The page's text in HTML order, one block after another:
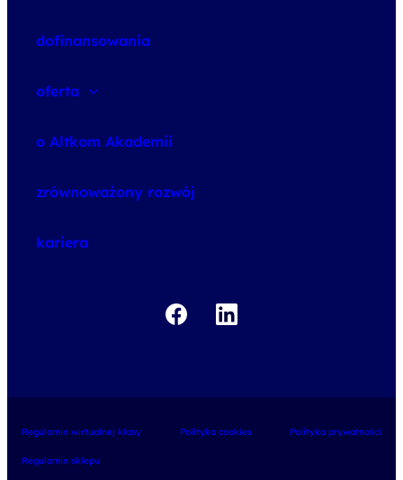
dofinansowania
oferta
o Altkom Akademii
zrównoważony rozwój
kariera
Regulamin wirtualnej klasy Polityka cookies Polityka prywatności
Regulamin sklepu